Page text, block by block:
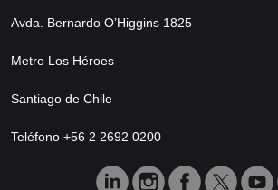
Avda. Bernardo O’Higgins 1825
Metro Los Héroes
Santiago de Chile
Teléfono +56 2 2692 0200